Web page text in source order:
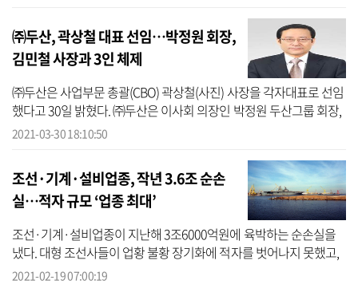
㈜두산, 곽상철 대표 선임…박정원 회장,
김민철 사장과 3인 체제
㈜두산은 사업부문 총괄(CBO) 곽상철(사진) 사장을 각자대표로 선임
했다고 30일 밝혔다. ㈜두산은 이사회 의장인 박정원 두산그룹 회장,
최고재무책임자(CFO) 김민철 사장, 사업총괄(CBO) 곽상철 사장 등 3
2021-03-30 18:10:50
조선·기계·설비업종, 작년 3.6조 순손
실…적자 규모 ‘업종 최대’
조선·기계·설비업종이 지난해 3조6000억원에 육박하는 순손실을
냈다. 대형 조선사들이 업황 불황 장기화에 적자를 벗어나지 못했고,
두산그룹은 고강도 구조조정에 따른 대규모 비용 발생으로 부진한 실
2021-02-19 07:00:19